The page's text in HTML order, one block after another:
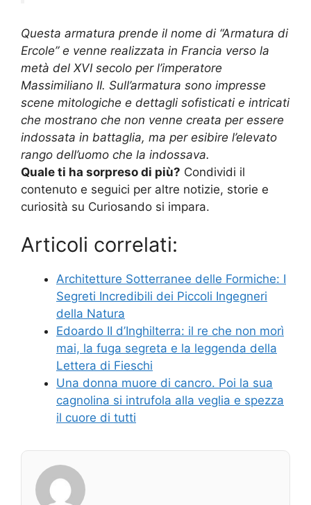
Questa armatura prende il nome di “Armatura di
Ercole” e venne realizzata in Francia verso la
metà del XVI secolo per l’imperatore
Massimiliano II. Sull’armatura sono impresse
scene mitologiche e dettagli sofisticati e intricati
che mostrano che non venne creata per essere
indossata in battaglia, ma per esibire l’elevato
rango dell’uomo che la indossava.
Quale ti ha sorpreso di più? Condividi il
contenuto e seguici per altre notizie, storie e
curiosità su Curiosando si impara.
Articoli correlati:
Architetture Sotterranee delle Formiche: I
Segreti Incredibili dei Piccoli Ingegneri
della Natura
Edoardo II d’Inghilterra: il re che non morì
mai, la fuga segreta e la leggenda della
Lettera di Fieschi
Una donna muore di cancro. Poi la sua
cagnolina si intrufola alla veglia e spezza
il cuore di tutti